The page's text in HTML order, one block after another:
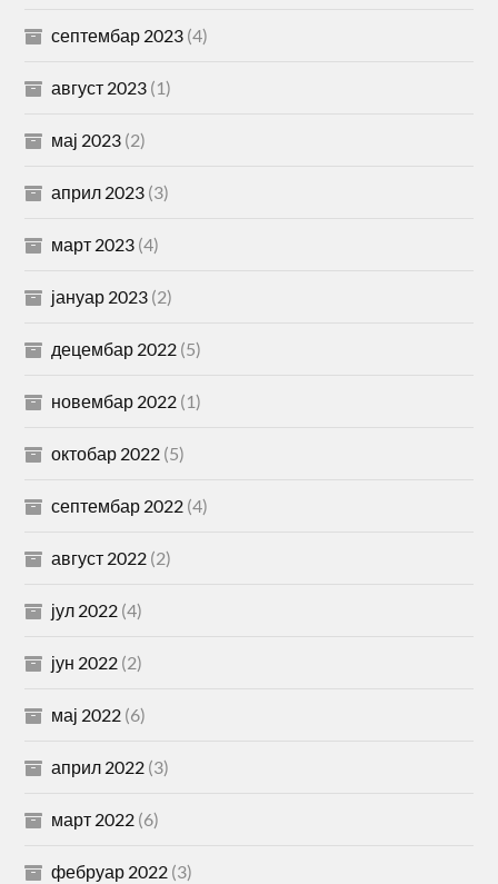
септембар 2023 (4)
август 2023 (1)
мај 2023 (2)
април 2023 (3)
март 2023 (4)
јануар 2023 (2)
децембар 2022 (5)
новембар 2022 (1)
октобар 2022 (5)
септембар 2022 (4)
август 2022 (2)
јул 2022 (4)
јун 2022 (2)
мај 2022 (6)
април 2022 (3)
март 2022 (6)
фебруар 2022 (3)